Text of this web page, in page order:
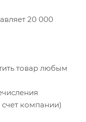
20 000
товар любым
компании)